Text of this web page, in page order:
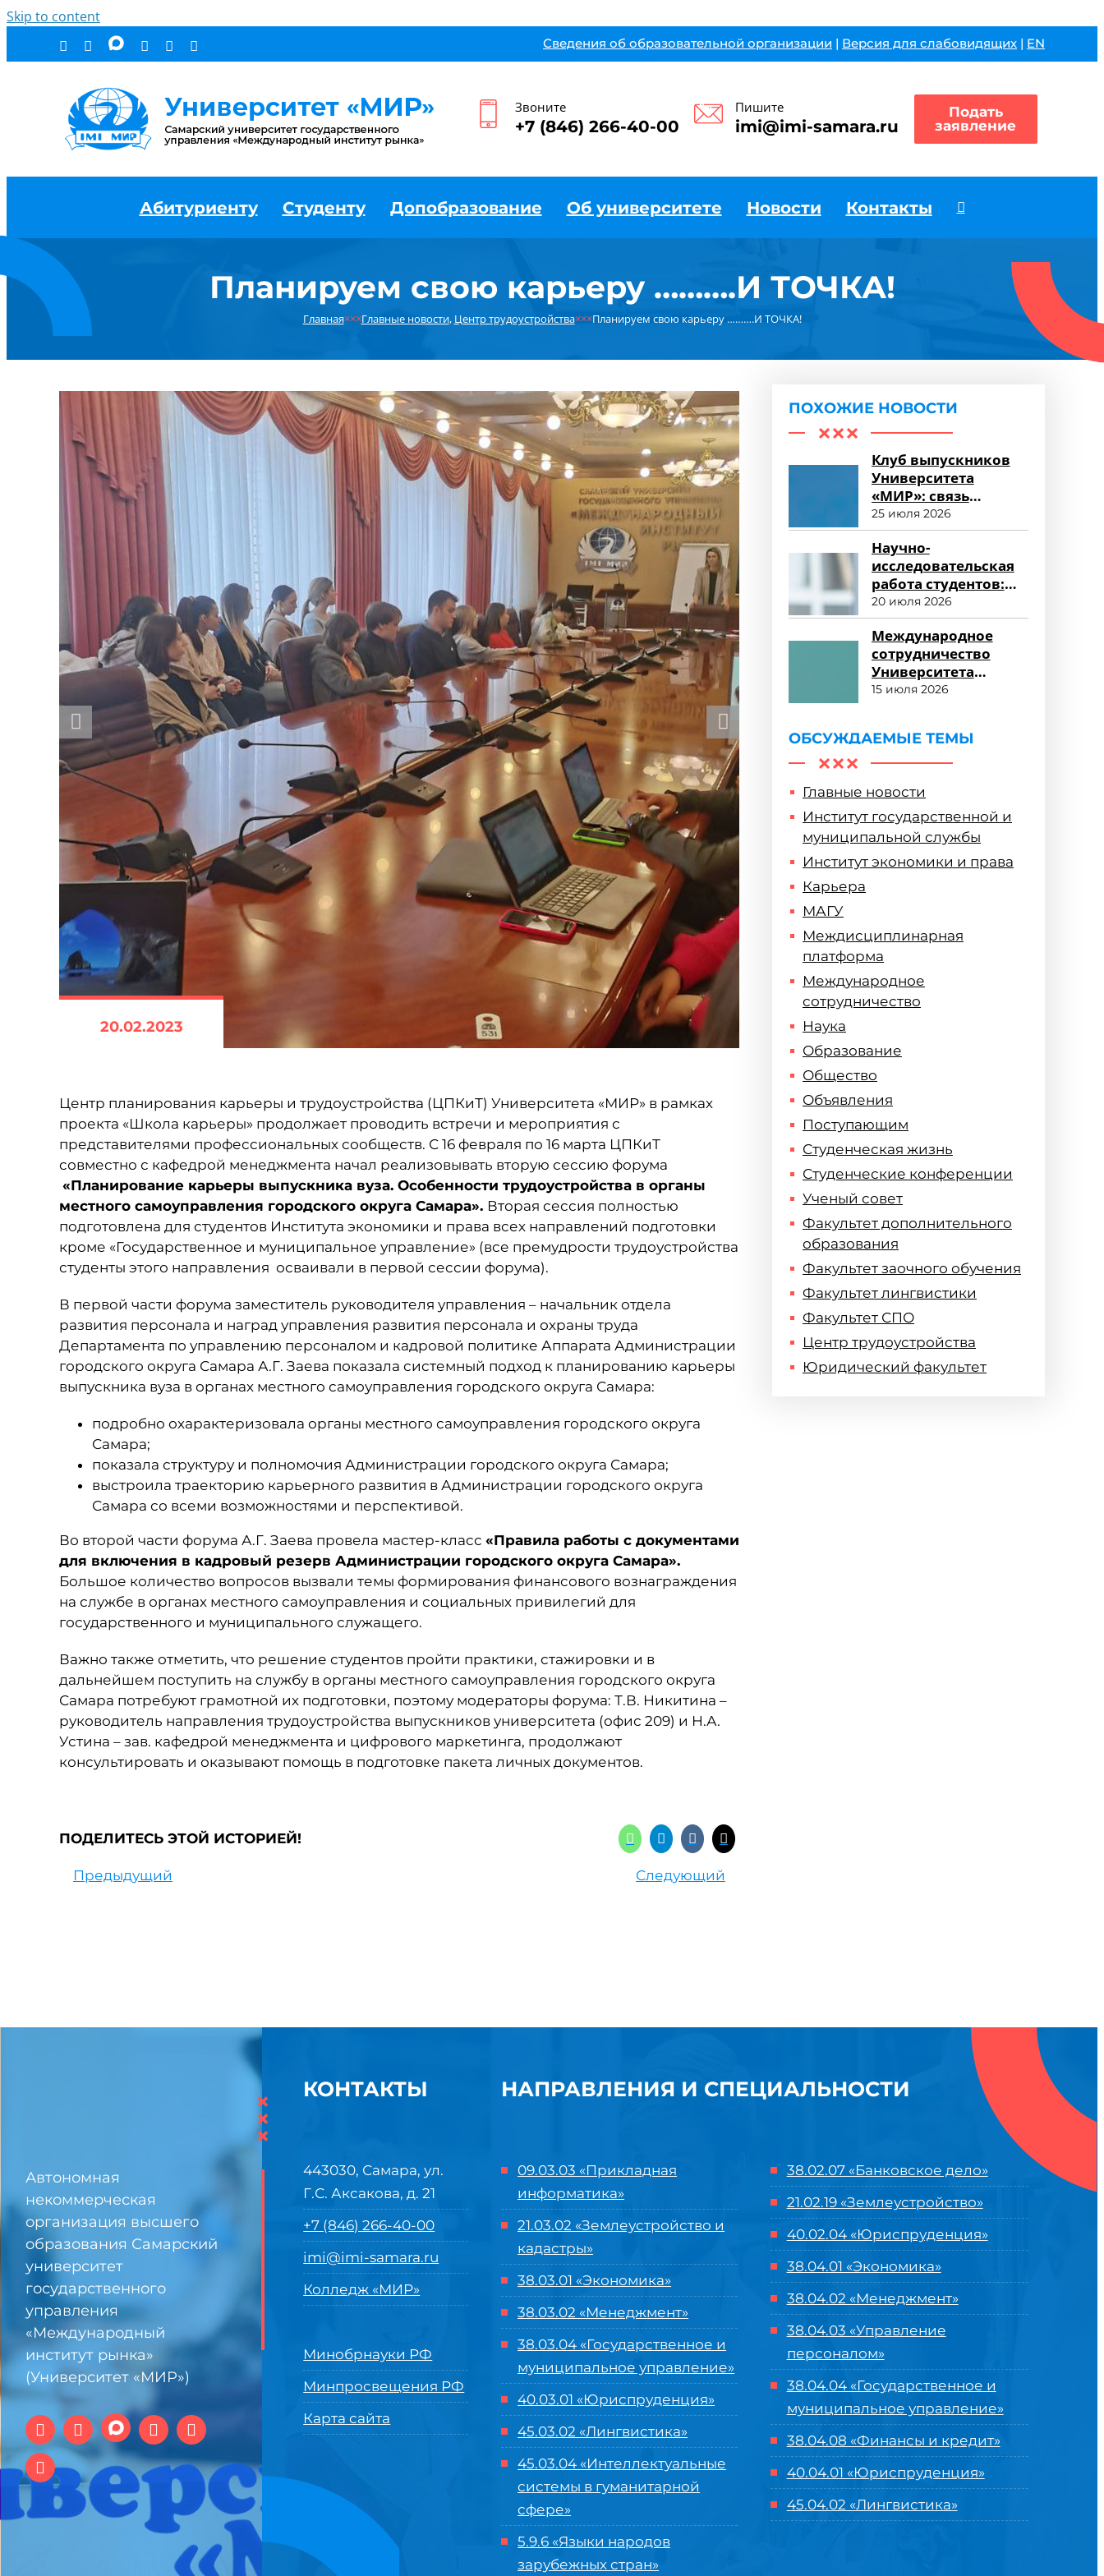
Skip to content
Сведения об образовательной организации | Версия для слабовидящих | EN
Звоните
+7 (846) 266-40-00
Пишите
imi@imi-samara.ru
Подать
заявление
Абитуриенту Студенту Допобразование Об университете Новости Контакты
Планируем свою карьеру ……….И ТОЧКА!
Главная×××Главные новости, Центр трудоустройства×××Планируем свою карьеру ……….И ТОЧКА!
20.02.2023
Центр планирования карьеры и трудоустройства (ЦПКиТ) Университета «МИР» в рамках
проекта «Школа карьеры» продолжает проводить встречи и мероприятия с
представителями профессиональных сообществ. С 16 февраля по 16 марта ЦПКиТ
совместно с кафедрой менеджмента начал реализовывать вторую сессию форума
«Планирование карьеры выпускника вуза. Особенности трудоустройства в органы
местного самоуправления городского округа Самара». Вторая сессия полностью
подготовлена для студентов Института экономики и права всех направлений подготовки
кроме «Государственное и муниципальное управление» (все премудрости трудоустройства
студенты этого направления осваивали в первой сессии форума).
В первой части форума заместитель руководителя управления – начальник отдела
развития персонала и наград управления развития персонала и охраны труда
Департамента по управлению персоналом и кадровой политике Аппарата Администрации
городского округа Самара А.Г. Заева показала системный подход к планированию карьеры
выпускника вуза в органах местного самоуправления городского округа Самара:
подробно охарактеризовала органы местного самоуправления городского округа
Самара;
показала структуру и полномочия Администрации городского округа Самара;
выстроила траекторию карьерного развития в Администрации городского округа
Самара со всеми возможностями и перспективой.
Во второй части форума А.Г. Заева провела мастер-класс «Правила работы с документами
для включения в кадровый резерв Администрации городского округа Самара».
Большое количество вопросов вызвали темы формирования финансового вознаграждения
на службе в органах местного самоуправления и социальных привилегий для
государственного и муниципального служащего.
Важно также отметить, что решение студентов пройти практики, стажировки и в
дальнейшем поступить на службу в органы местного самоуправления городского округа
Самара потребуют грамотной их подготовки, поэтому модераторы форума: Т.В. Никитина –
руководитель направления трудоустройства выпускников университета (офис 209) и Н.А.
Устина – зав. кафедрой менеджмента и цифрового маркетинга, продолжают
консультировать и оказывают помощь в подготовке пакета личных документов.
ПОДЕЛИТЕСЬ ЭТОЙ ИСТОРИЕЙ!
Предыдущий Следующий
ПОХОЖИЕ НОВОСТИ
Клуб выпускников
Университета
«МИР»: связь
поколений и
карьерные
возможности
25 июля 2026
Научно-
исследовательская
работа студентов:
возможности для
развития
20 июля 2026
Международное
сотрудничество
Университета
«МИР»: новые
15 июля 2026
ОБСУЖДАЕМЫЕ ТЕМЫ
Главные новости
Институт государственной и
муниципальной службы
Институт экономики и права
Карьера
МАГУ
Междисциплинарная
платформа
Международное
сотрудничество
Наука
Образование
Общество
Объявления
Поступающим
Студенческая жизнь
Студенческие конференции
Ученый совет
Факультет дополнительного
образования
Факультет заочного обучения
Факультет лингвистики
Факультет СПО
Центр трудоустройства
Юридический факультет
Автономная
некоммерческая
организация высшего
образования Самарский
университет
государственного
управления
«Международный
институт рынка»
(Университет «МИР»)
×
×
×
КОНТАКТЫ
443030, Самара, ул.
Г.С. Аксакова, д. 21
+7 (846) 266-40-00
imi@imi-samara.ru
Колледж «МИР»
Минобрнауки РФ
Минпросвещения РФ
Карта сайта
НАПРАВЛЕНИЯ И СПЕЦИАЛЬНОСТИ
09.03.03 «Прикладная
информатика»
21.03.02 «Землеустройство и
кадастры»
38.03.01 «Экономика»
38.03.02 «Менеджмент»
38.03.04 «Государственное и
муниципальное управление»
40.03.01 «Юриспруденция»
45.03.02 «Лингвистика»
45.03.04 «Интеллектуальные
системы в гуманитарной
сфере»
5.9.6 «Языки народов
зарубежных стран»
38.02.07 «Банковское дело»
21.02.19 «Землеустройство»
40.02.04 «Юриспруденция»
38.04.01 «Экономика»
38.04.02 «Менеджмент»
38.04.03 «Управление
персоналом»
38.04.04 «Государственное и
муниципальное управление»
38.04.08 «Финансы и кредит»
40.04.01 «Юриспруденция»
45.04.02 «Лингвистика»